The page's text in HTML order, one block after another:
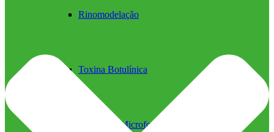
Rinomodelação
Toxina Botulínica
Ultrassom Microfocado